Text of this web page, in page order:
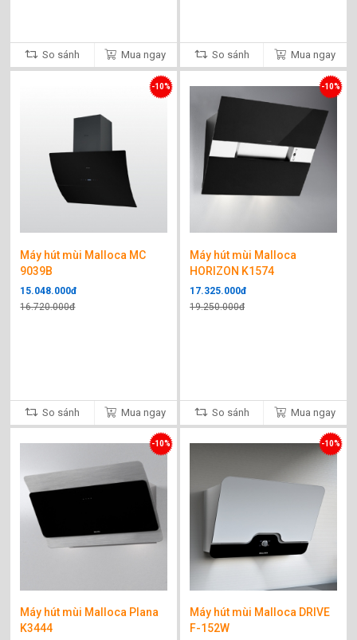
So sánh Mua ngay So sánh Mua ngay
Máy hút mùi Malloca MC
9039B
15.048.000đ
16.720.000đ
-10%
So sánh Mua ngay
Máy hút mùi Malloca
HORIZON K1574
17.325.000đ
19.250.000đ
-10%
So sánh Mua ngay
Máy hút mùi Malloca Plana
K3444
-10%
Máy hút mùi Malloca DRIVE
F-152W
-10%